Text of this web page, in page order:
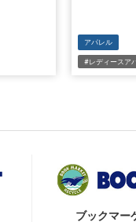
アパレル
#レディースア
ブックマー